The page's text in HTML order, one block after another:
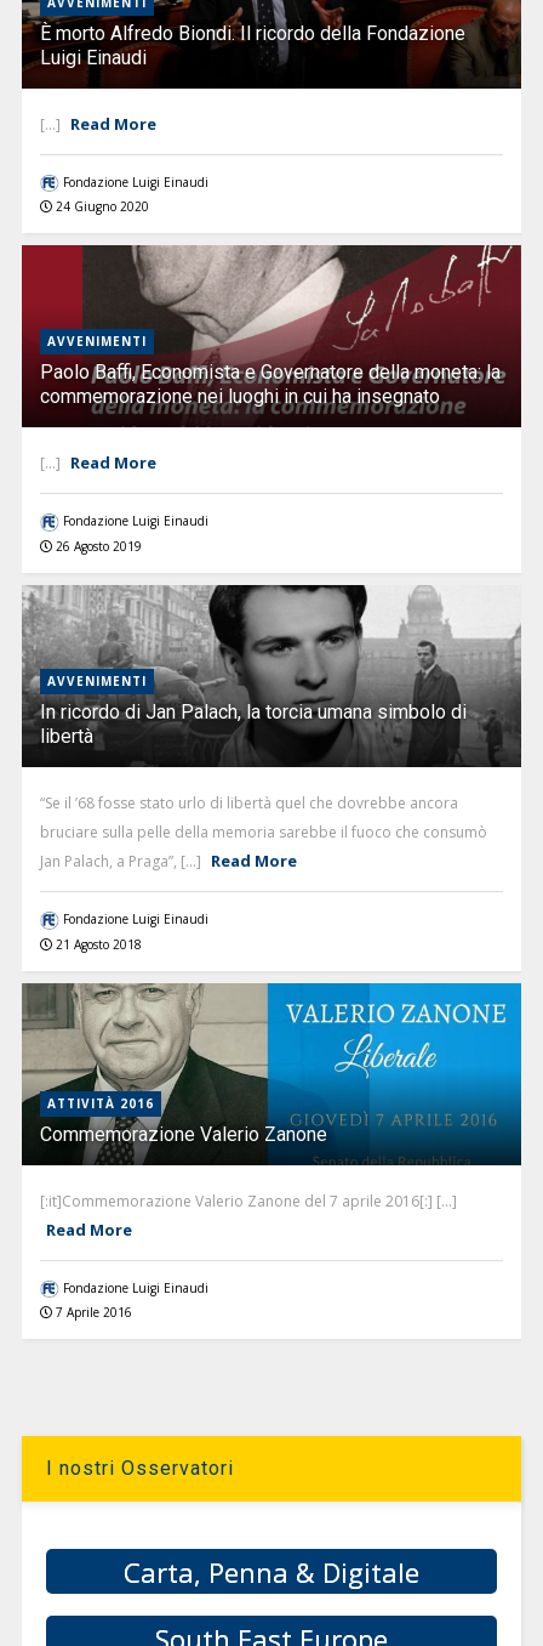
È morto Alfredo Biondi. Il ricordo della Fondazione
Luigi Einaudi
[...] Read More
Fondazione Luigi Einaudi
24 Giugno 2020
AVVENIMENTI
Paolo Baffi, Economista e Governatore della moneta: la
commemorazione nei luoghi in cui ha insegnato
[...] Read More
Fondazione Luigi Einaudi
26 Agosto 2019
AVVENIMENTI
In ricordo di Jan Palach, la torcia umana simbolo di
libertà
“Se il ’68 fosse stato urlo di libertà quel che dovrebbe ancora
bruciare sulla pelle della memoria sarebbe il fuoco che consumò
Jan Palach, a Praga”, [...] Read More
Fondazione Luigi Einaudi
21 Agosto 2018
ATTIVITÀ 2016
Commemorazione Valerio Zanone
[:it]Commemorazione Valerio Zanone del 7 aprile 2016[:] [...]
Read More
Fondazione Luigi Einaudi
7 Aprile 2016
I nostri Osservatori
Carta, Penna & Digitale
South East Europe